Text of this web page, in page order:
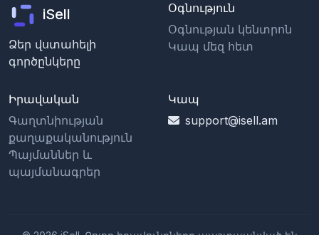
iSell
Ձեր վստահելի
գործընկերը
Օգնություն
Օգնության կենտրոն
Կապ մեզ հետ
Իրավական
Գաղտնիության
քաղաքականություն
Պայմաններ և
պայմանագրեր
Կապ
support@isell.am